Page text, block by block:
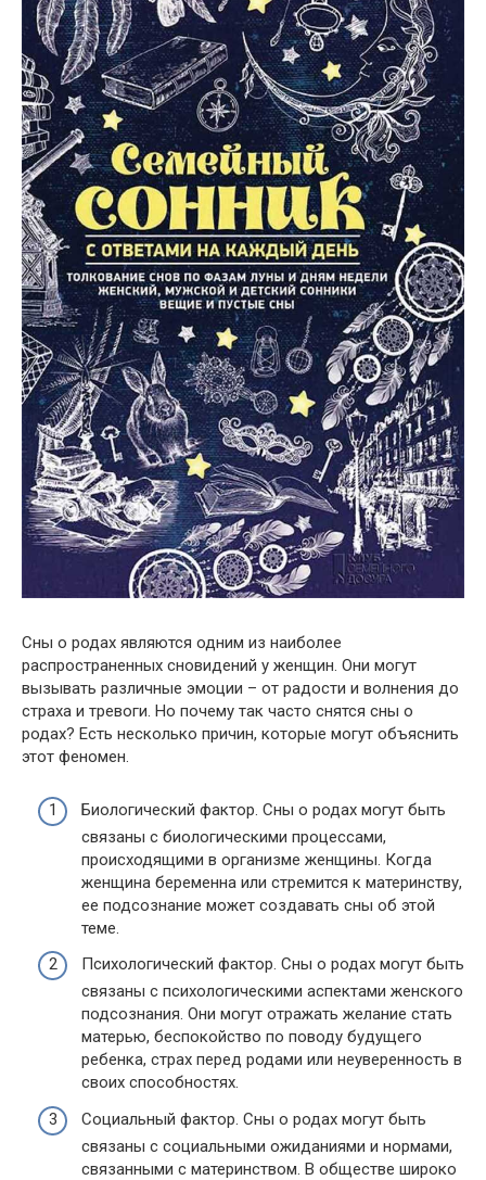
Сны о родах являются одним из наиболее
распространенных сновидений у женщин. Они могут
вызывать различные эмоции – от радости и волнения до
страха и тревоги. Но почему так часто снятся сны о
родах? Есть несколько причин, которые могут объяснить
этот феномен.
Биологический фактор. Сны о родах могут быть
связаны с биологическими процессами,
происходящими в организме женщины. Когда
женщина беременна или стремится к материнству,
ее подсознание может создавать сны об этой
теме.
Психологический фактор. Сны о родах могут быть
связаны с психологическими аспектами женского
подсознания. Они могут отражать желание стать
матерью, беспокойство по поводу будущего
ребенка, страх перед родами или неуверенность в
своих способностях.
Социальный фактор. Сны о родах могут быть
связаны с социальными ожиданиями и нормами,
связанными с материнством. В обществе широко